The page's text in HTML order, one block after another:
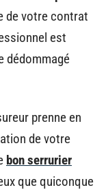
de votre contrat
est
dédommagé
prenne en
de votre
bon serrurier
que quiconque